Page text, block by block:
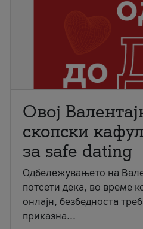
Овој
скопски
за safe dating
Одбележувањето на
потсети дека, во време
онлајн, безбедноста
приказна...